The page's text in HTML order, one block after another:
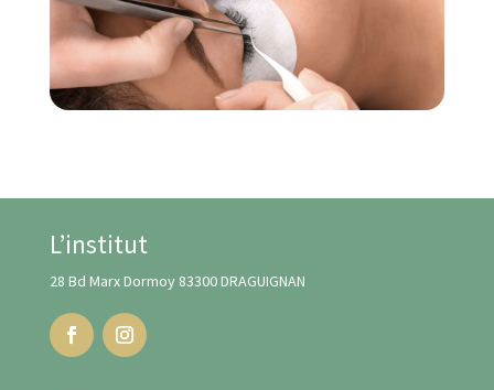
L’institut
28 Bd Marx Dormoy 83300 DRAGUIGNAN